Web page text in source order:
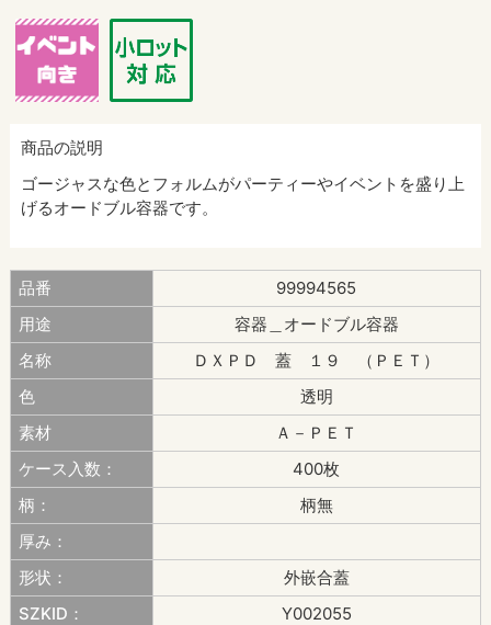
商品の説明
ゴージャスな色とフォルムがパーティーやイベントを盛り上
げるオードブル容器です。
品番
99994565
用途
容器＿オードブル容器
名称
ＤＸＰＤ 蓋 １９ （ＰＥＴ）
色
透明
素材
Ａ－ＰＥＴ
ケース入数：
400枚
柄：
柄無
厚み：
形状：
外嵌合蓋
SZKID：
Y002055